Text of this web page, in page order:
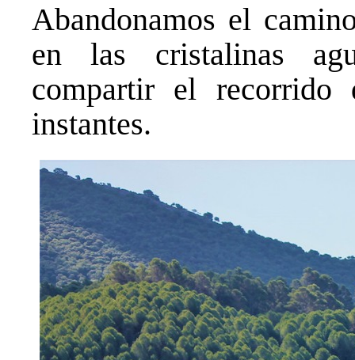
Abandonamos el
en las cristalinas
compartir el recorrido
instantes.